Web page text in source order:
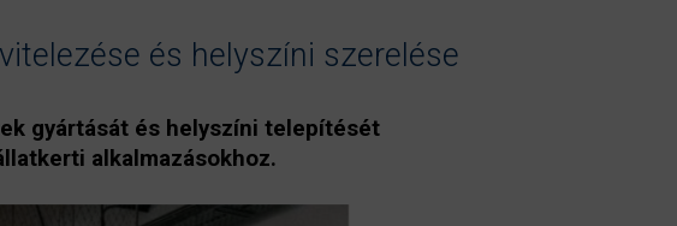
és helyszíni szerelése
gyártását és helyszíni telepítését
alkalmazásokhoz.